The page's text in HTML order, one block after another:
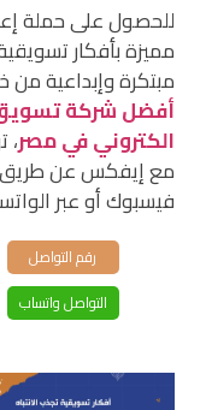
للحصول على حملة
مميزة بأفكار
مبتكرة وإبداعية من
أفضل شركة
الكتروني في مصر،
مع إيفكس عن طريق
فيسبوك أو عبر
رقم التواصل
التواصل واتساب